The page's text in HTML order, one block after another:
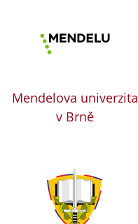
Mendelova univerzita
v Brně